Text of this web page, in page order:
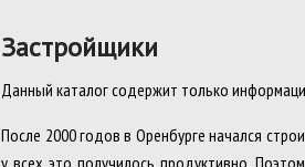
Застройщики
Данный каталог содержит только
После 2000 годов в Оренбурге начался
у всех это получилось продуктивно.